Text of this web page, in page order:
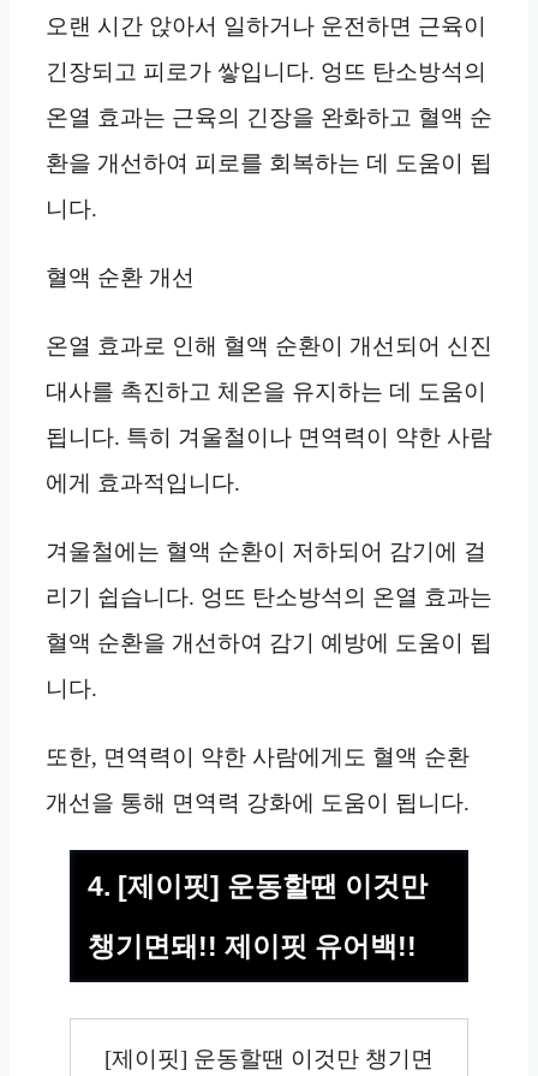
오랜 시간 앉아서 일하거나 운전하면 근육이
긴장되고 피로가 쌓입니다. 엉뜨 탄소방석의
온열 효과는 근육의 긴장을 완화하고 혈액 순
환을 개선하여 피로를 회복하는 데 도움이 됩
니다.
혈액 순환 개선
온열 효과로 인해 혈액 순환이 개선되어 신진
대사를 촉진하고 체온을 유지하는 데 도움이
됩니다. 특히 겨울철이나 면역력이 약한 사람
에게 효과적입니다.
겨울철에는 혈액 순환이 저하되어 감기에 걸
리기 쉽습니다. 엉뜨 탄소방석의 온열 효과는
혈액 순환을 개선하여 감기 예방에 도움이 됩
니다.
또한, 면역력이 약한 사람에게도 혈액 순환
개선을 통해 면역력 강화에 도움이 됩니다.
4. [제이핏] 운동할땐 이것만
챙기면돼!! 제이핏 유어백!!
[제이핏] 운동할땐 이것만 챙기면